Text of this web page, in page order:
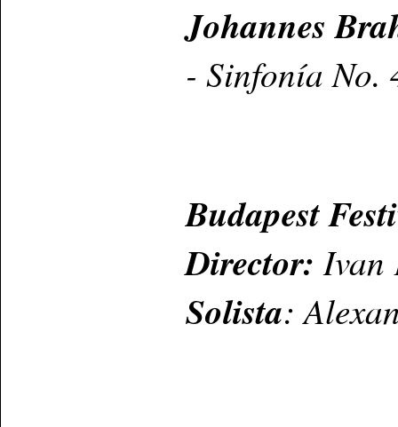
Johannes
- Sinfonía No.
Budapest
Director: Ivan
Solista: